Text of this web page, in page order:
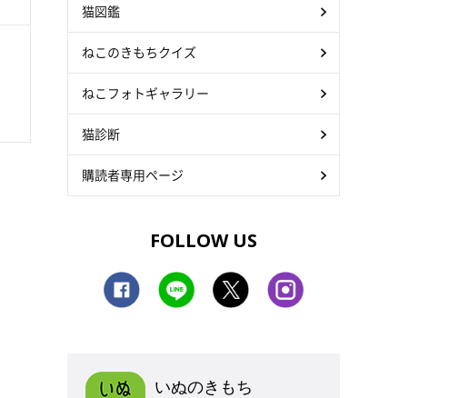
猫図鑑
ねこのきもちクイズ
ねこフォトギャラリー
猫診断
購読者専用ページ
FOLLOW US
いぬのきもち